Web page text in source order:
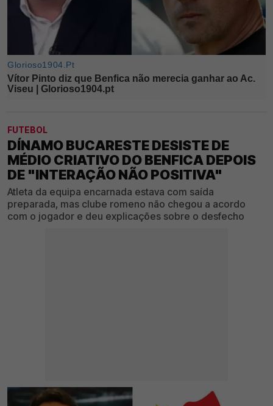
FUTEBOL
DÍNAMO BUCARESTE DESISTE DE
MÉDIO CRIATIVO DO BENFICA DEPOIS
DE "INTERAÇÃO NÃO POSITIVA"
Atleta da equipa encarnada estava com saída
preparada, mas clube romeno não chegou a acordo
com o jogador e deu explicações sobre o desfecho